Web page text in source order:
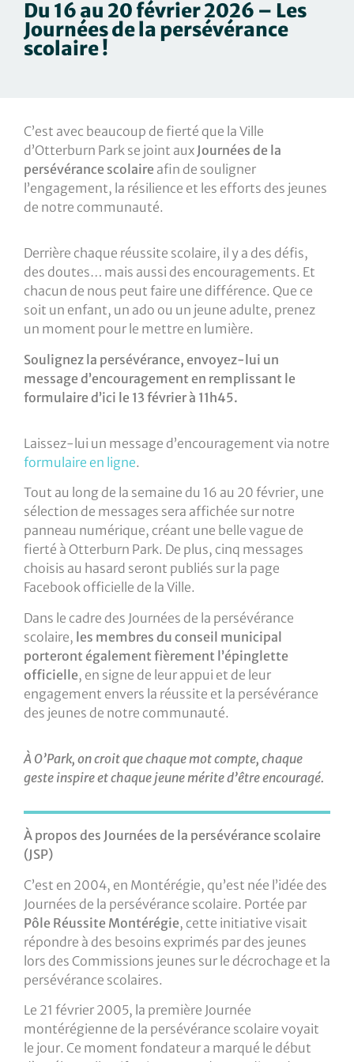
Du 16 au 20 février 2026 – Les
Journées de la persévérance
scolaire !
C’est avec beaucoup de fierté que la Ville
d’Otterburn Park se joint aux Journées de la
persévérance scolaire afin de souligner
l’engagement, la résilience et les efforts des jeunes
de notre communauté.
Derrière chaque réussite scolaire, il y a des défis,
des doutes… mais aussi des encouragements. Et
chacun de nous peut faire une différence. Que ce
soit un enfant, un ado ou un jeune adulte, prenez
un moment pour le mettre en lumière.
Soulignez la persévérance, envoyez-lui un
message d’encouragement en remplissant le
formulaire d’ici le 13 février à 11h45.
Laissez-lui un message d’encouragement via notre
formulaire en ligne.
Tout au long de la semaine du 16 au 20 février, une
sélection de messages sera affichée sur notre
panneau numérique, créant une belle vague de
fierté à Otterburn Park. De plus, cinq messages
choisis au hasard seront publiés sur la page
Facebook officielle de la Ville.
Dans le cadre des Journées de la persévérance
scolaire, les membres du conseil municipal
porteront également fièrement l’épinglette
officielle, en signe de leur appui et de leur
engagement envers la réussite et la persévérance
des jeunes de notre communauté.
À O’Park, on croit que chaque mot compte, chaque
geste inspire et chaque jeune mérite d’être encouragé.
À propos des Journées de la persévérance scolaire
(JSP)
C’est en 2004, en Montérégie, qu’est née l’idée des
Journées de la persévérance scolaire. Portée par
Pôle Réussite Montérégie, cette initiative visait
répondre à des besoins exprimés par des jeunes
lors des Commissions jeunes sur le décrochage et la
persévérance scolaires.
Le 21 février 2005, la première Journée
montérégienne de la persévérance scolaire voyait
le jour. Ce moment fondateur a marqué le début